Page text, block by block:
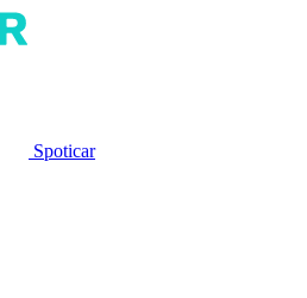
Spoticar